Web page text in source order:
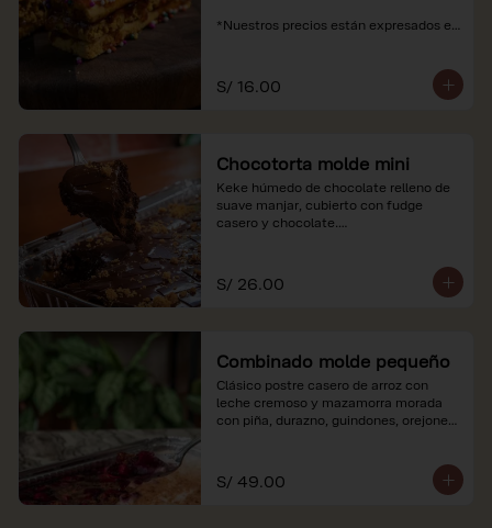
*Nuestros precios están expresados en
S/ 16.00
Chocotorta molde mini
Keke húmedo de chocolate relleno de
suave manjar, cubierto con fudge
casero y chocolate.
soles e incluyen impuestos de ley y
recargo al consumo. Imagenes
S/ 26.00
Combinado molde pequeño
Clásico postre casero de arroz con
leche cremoso y mazamorra morada
con piña, durazno, guindones, orejones
*Nuestros precios están expresados en
soles e incluyen impuestos de ley y
S/ 49.00